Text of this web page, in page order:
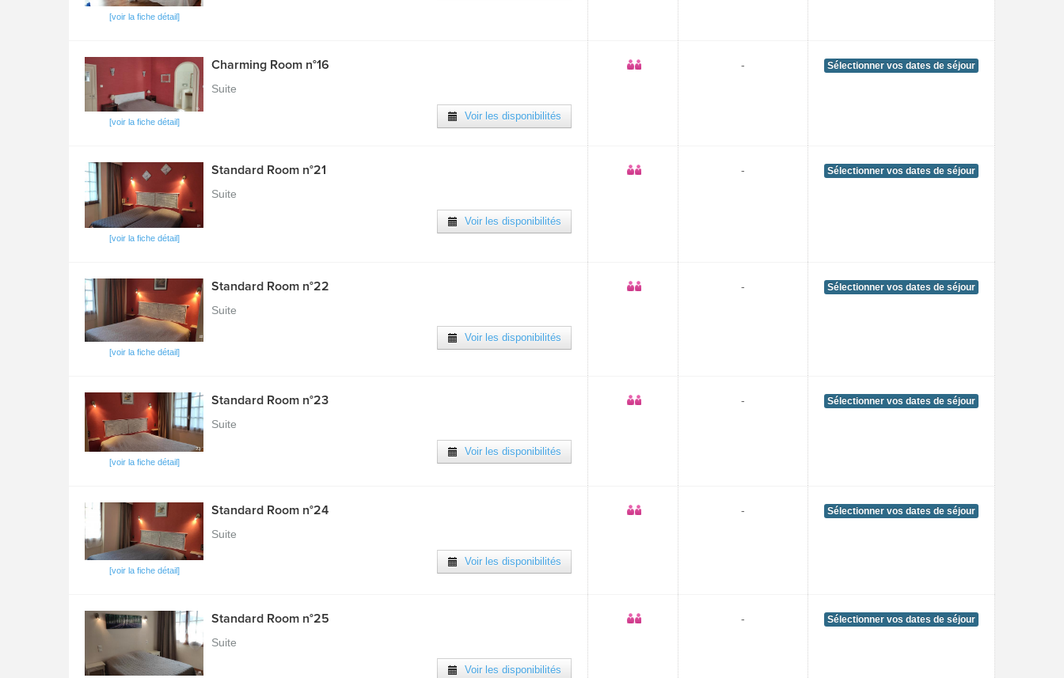
[voir la fiche détail]
[voir la fiche détail]
Charming Room n°16
Suite
Voir les disponibilités
- Sélectionner vos dates de séjour
[voir la fiche détail]
Standard Room n°21
Suite
Voir les disponibilités
- Sélectionner vos dates de séjour
[voir la fiche détail]
Standard Room n°22
Suite
Voir les disponibilités
- Sélectionner vos dates de séjour
[voir la fiche détail]
Standard Room n°23
Suite
Voir les disponibilités
- Sélectionner vos dates de séjour
[voir la fiche détail]
Standard Room n°24
Suite
Voir les disponibilités
- Sélectionner vos dates de séjour
Standard Room n°25
Suite
Voir les disponibilités
- Sélectionner vos dates de séjour